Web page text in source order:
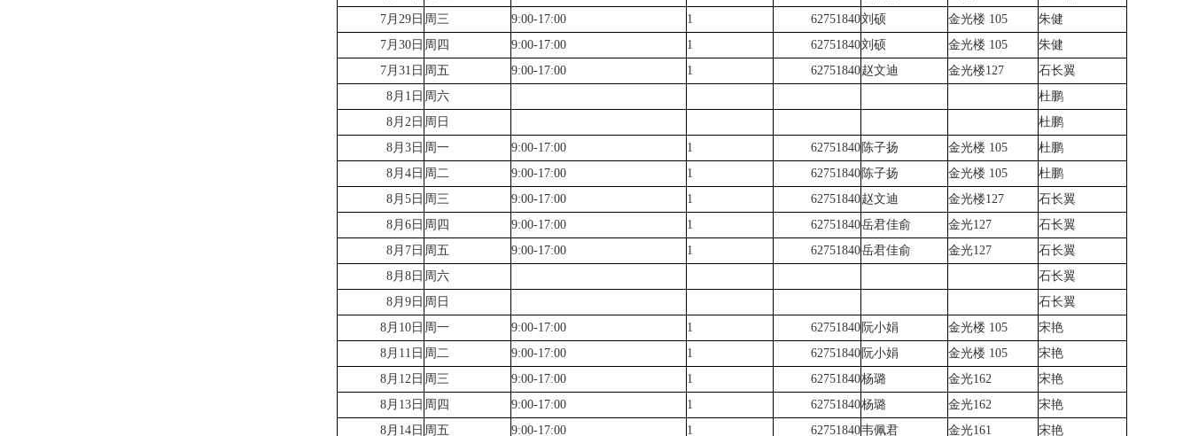
7月29日 周三 9:00-17:00 1 62751840刘硕 金光楼 105
朱健
7月30日 周四 9:00-17:00 1 62751840刘硕 金光楼 105
朱健
7月31日 周五 9:00-17:00 1 62751840赵文迪 金光楼127
石长翼
8月1日 周六
杜鹏
8月2日 周日
杜鹏
8月3日 周一 9:00-17:00 1 62751840 陈子扬 金光楼 105
杜鹏
8月4日 周二 9:00-17:00 1 62751840 陈子扬 金光楼 105
杜鹏
8月5日 周三 9:00-17:00 1 62751840赵文迪 金光楼127
石长翼
8月6日 周四 9:00-17:00 1 62751840岳君佳俞 金光127
石长翼
8月7日 周五 9:00-17:00 1 62751840岳君佳俞 金光127
石长翼
8月8日 周六
石长翼
8月9日 周日
石长翼
8月10日 周一 9:00-17:00 1 62751840 阮小娟 金光楼 105
宋艳
8月11日 周二 9:00-17:00 1 62751840 阮小娟 金光楼 105
宋艳
8月12日 周三 9:00-17:00 1 62751840杨璐 金光162
宋艳
8月13日 周四 9:00-17:00 1 62751840杨璐 金光162
宋艳
8月14日 周五 9:00-17:00 1 62751840韦佩君 金光161
宋艳